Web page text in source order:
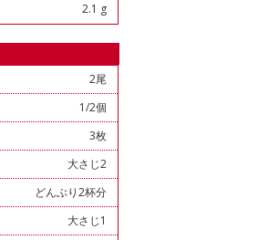
2.1 g
2尾
1/2個
3枚
大さじ2
どんぶり2杯分
大さじ1